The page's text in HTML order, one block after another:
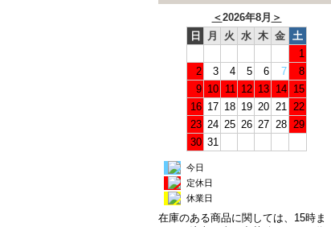
＜2026年8月 ＞
日
月 火 水 木 金 土
1
2
3 4 5 6 7
8
9 10 11 12 13 14 15
16 17 18 19 20 21 22
23 24 25 26 27 28 29
30 31
今日
定休日
休業日
在庫のある商品に関しては、15時ま